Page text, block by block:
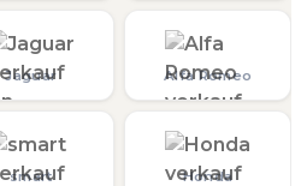
Jaguar Alfa Romeo
smart Honda